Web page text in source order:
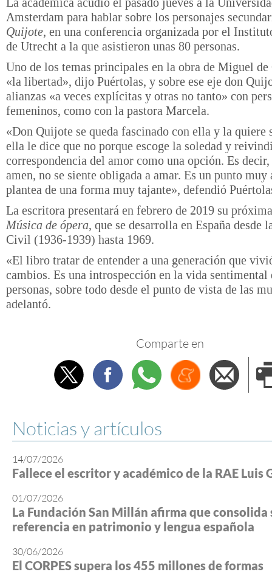
Amsterdam para hablar sobre los personajes
Quijote, en una conferencia organizada por el
de Utrecht a la que asistieron unas 80 personas.
Uno de los temas principales en la obra de Miguel de
«la libertad», dijo Puértolas, y sobre ese eje don
alianzas «a veces explícitas y otras no tanto» con
femeninos, como con la pastora Marcela.
«Don Quijote se queda fascinado con ella y la quiere
ella le dice que no porque escoge la soledad y
correspondencia del amor como una opción. Es
amen, no se siente obligada a amar. Es un punto
plantea de una forma muy tajante», defendió
La escritora presentará en febrero de 2019 su
Música de ópera, que se desarrolla en España desde
Civil (1936-1939) hasta 1969.
«El libro tratar de entender a una generación que
cambios. Es una introspección en la vida sentimental
personas, sobre todo desde el punto de vista de las
adelantó.
Comparte en
TwitterFacebookWhatsappMenéame
Noticias y artículos
14/07/2026
Fallece el escritor y académico de la RAE Luis
01/07/2026
La Fundación San Millán afirma que consolida
referencia en patrimonio y lengua española
30/06/2026
El CORPES supera los 455 millones de formas